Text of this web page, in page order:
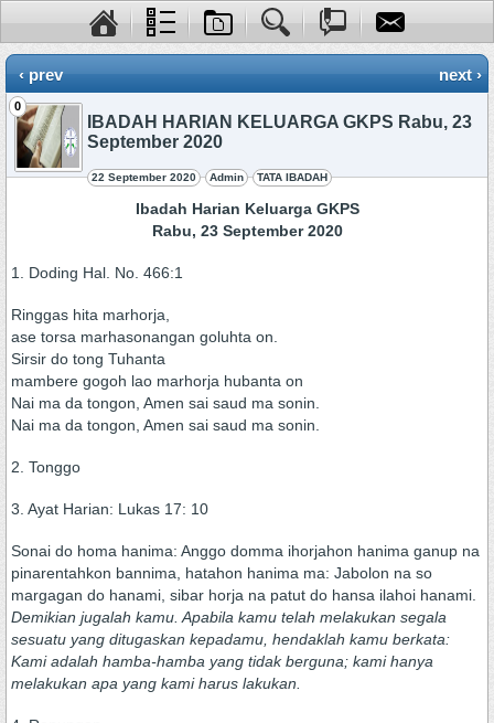
‹ prev next ›
0
IBADAH HARIAN KELUARGA GKPS Rabu, 23
September 2020
22 September 2020 Admin TATA IBADAH
Ibadah Harian Keluarga GKPS
Rabu, 23 September 2020
1. Doding Hal. No. 466:1
Ringgas hita marhorja,
ase torsa marhasonangan goluhta on.
Sirsir do tong Tuhanta
mambere gogoh lao marhorja hubanta on
Nai ma da tongon, Amen sai saud ma sonin.
Nai ma da tongon, Amen sai saud ma sonin.
2. Tonggo
3. Ayat Harian: Lukas 17: 10
Sonai do homa hanima: Anggo domma ihorjahon hanima ganup na
pinarentahkon bannima, hatahon hanima ma: Jabolon na so
margagan do hanami, sibar horja na patut do hansa ilahoi hanami.
Demikian jugalah kamu. Apabila kamu telah melakukan segala
sesuatu yang ditugaskan kepadamu, hendaklah kamu berkata:
Kami adalah hamba-hamba yang tidak berguna; kami hanya
melakukan apa yang kami harus lakukan.